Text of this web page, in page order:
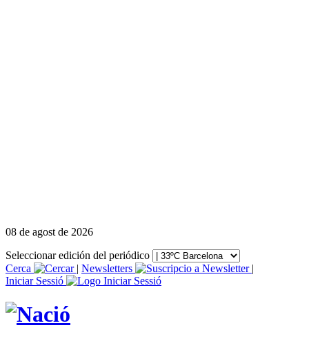
08 de agost de 2026
Seleccionar edición del periódico
Cerca
| Newsletters
|
Iniciar Sessió